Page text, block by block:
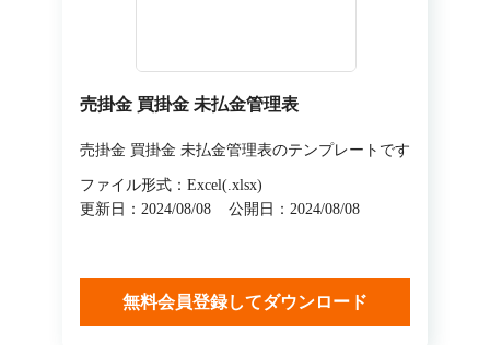
売掛金 買掛金 未払金管理表
売掛金 買掛金 未払金管理表のテンプレートです
ファイル形式：Excel(.xlsx)
更新日：2024/08/08
公開日：2024/08/08
無料会員登録してダウンロード